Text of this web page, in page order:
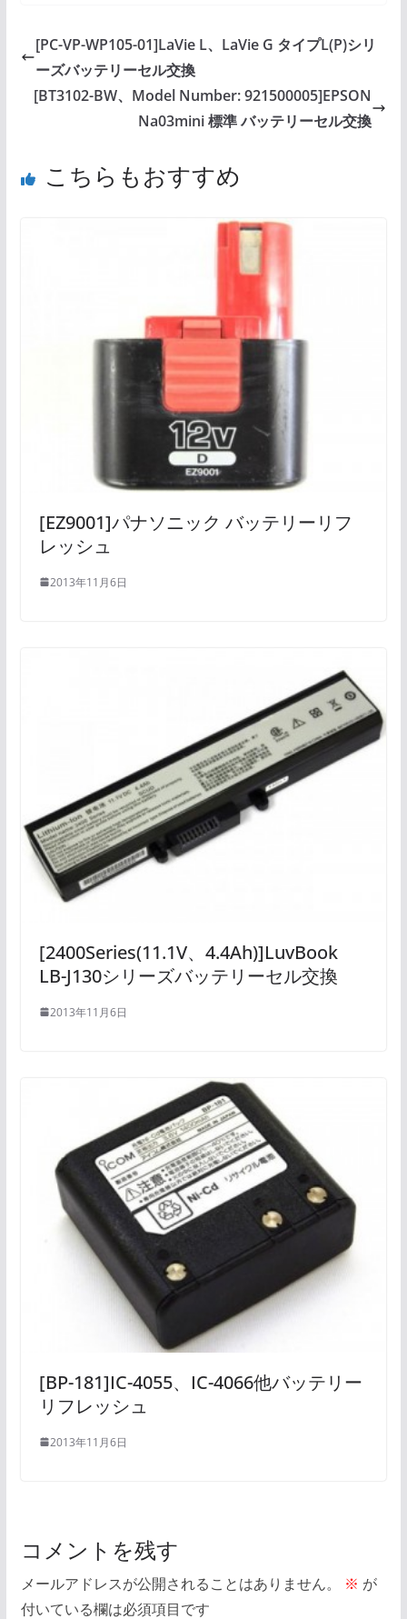
[PC-VP-WP105-01]LaVie L、LaVie G タイプL(P)シリ
ーズバッテリーセル交換
[BT3102-BW、Model Number: 921500005]EPSON
Na03mini 標準 バッテリーセル交換
こちらもおすすめ
[EZ9001]パナソニック バッテリーリフ
レッシュ
2013年11月6日
[2400Series(11.1V、4.4Ah)]LuvBook
LB-J130シリーズバッテリーセル交換
2013年11月6日
[BP-181]IC-4055、IC-4066他バッテリー
リフレッシュ
2013年11月6日
コメントを残す
メールアドレスが公開されることはありません。 ※ が
付いている欄は必須項目です